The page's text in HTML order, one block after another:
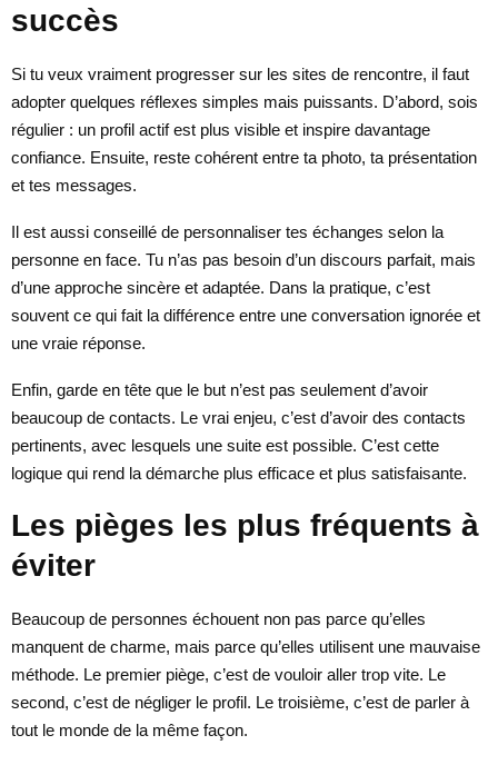
succès
Si tu veux vraiment progresser sur les sites de rencontre, il faut
adopter quelques réflexes simples mais puissants. D’abord, sois
régulier : un profil actif est plus visible et inspire davantage
confiance. Ensuite, reste cohérent entre ta photo, ta présentation
et tes messages.
Il est aussi conseillé de personnaliser tes échanges selon la
personne en face. Tu n’as pas besoin d’un discours parfait, mais
d’une approche sincère et adaptée. Dans la pratique, c’est
souvent ce qui fait la différence entre une conversation ignorée et
une vraie réponse.
Enfin, garde en tête que le but n’est pas seulement d’avoir
beaucoup de contacts. Le vrai enjeu, c’est d’avoir des contacts
pertinents, avec lesquels une suite est possible. C’est cette
logique qui rend la démarche plus efficace et plus satisfaisante.
Les pièges les plus fréquents à
éviter
Beaucoup de personnes échouent non pas parce qu’elles
manquent de charme, mais parce qu’elles utilisent une mauvaise
méthode. Le premier piège, c’est de vouloir aller trop vite. Le
second, c’est de négliger le profil. Le troisième, c’est de parler à
tout le monde de la même façon.